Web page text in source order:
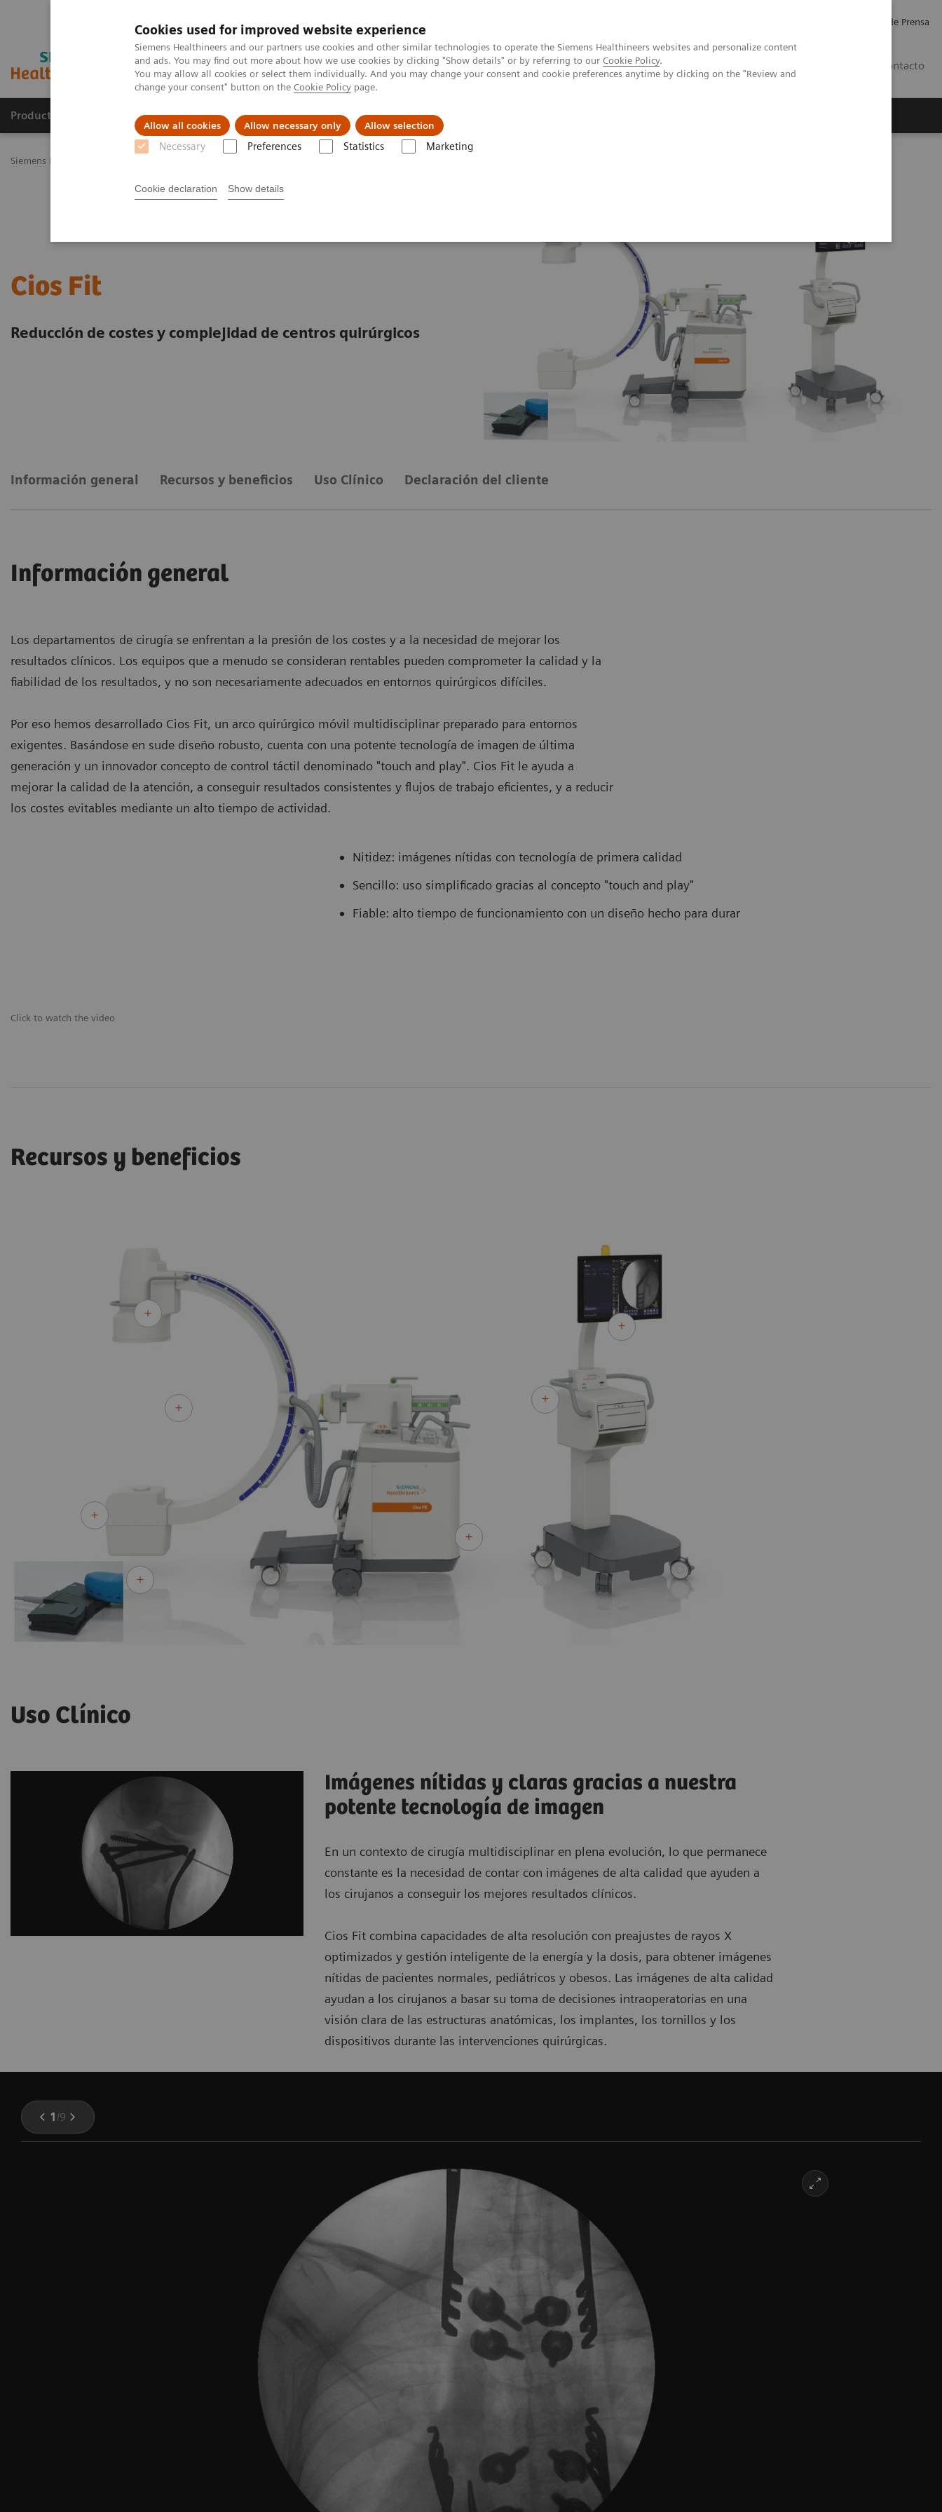
Cookies used for improved website experience
Siemens Healthineers and our partners use cookies and other similar technologies to operate the Siemens Healthineers websites and personalize content
and ads. You may find out more about how we use cookies by clicking "Show details" or by referring to our Cookie Policy.
You may allow all cookies or select them individually. And you may change your consent and cookie preferences anytime by clicking on the "Review and
change your consent" button on the Cookie Policy page.
Allow all cookies Allow necessary only Allow selection
Necessary Preferences Statistics Marketing
Cookie declaration Show details
Comunicados de Prensa
Contacto
Productos y servicios Especialidades Clínicas Servicios post venta
Siemens Healthineers Latinoamérica
Cios Fit
Reducción de costes y complejidad de centros quirúrgicos
Información general Recursos y beneficios Uso Clínico Declaración del cliente
Información general
Los departamentos de cirugía se enfrentan a la presión de los costes y a la necesidad de mejorar los
resultados clínicos. Los equipos que a menudo se consideran rentables pueden comprometer la calidad y la
fiabilidad de los resultados, y no son necesariamente adecuados en entornos quirúrgicos difíciles.
Por eso hemos desarrollado Cios Fit, un arco quirúrgico móvil multidisciplinar preparado para entornos
exigentes. Basándose en sude diseño robusto, cuenta con una potente tecnología de imagen de última
generación y un innovador concepto de control táctil denominado "touch and play". Cios Fit le ayuda a
mejorar la calidad de la atención, a conseguir resultados consistentes y flujos de trabajo eficientes, y a reducir
los costes evitables mediante un alto tiempo de actividad.
Click to watch the video
Nitidez: imágenes nítidas con tecnología de primera calidad
Sencillo: uso simplificado gracias al concepto "touch and play"
Fiable: alto tiempo de funcionamiento con un diseño hecho para durar
Recursos y beneficios
Uso Clínico
Imágenes nítidas y claras gracias a nuestra
potente tecnología de imagen
En un contexto de cirugía multidisciplinar en plena evolución, lo que permanece
constante es la necesidad de contar con imágenes de alta calidad que ayuden a
los cirujanos a conseguir los mejores resultados clínicos.
Cios Fit combina capacidades de alta resolución con preajustes de rayos X
optimizados y gestión inteligente de la energía y la dosis, para obtener imágenes
nítidas de pacientes normales, pediátricos y obesos. Las imágenes de alta calidad
ayudan a los cirujanos a basar su toma de decisiones intraoperatorias en una
visión clara de las estructuras anatómicas, los implantes, los tornillos y los
dispositivos durante las intervenciones quirúrgicas.
1 /9